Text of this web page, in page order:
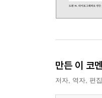
만든 이 코
저자, 역자, 편